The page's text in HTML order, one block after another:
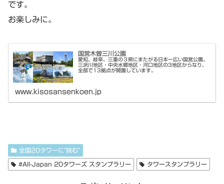
です。
お楽しみに。
国営木曽三川公園
愛知、岐阜、三重の３県にまたがる日本一広い国営公園。
三派川地区・中央水郷地区・河口地区の3地区からなり、
全部で13拠点が開園しています。
www.kisosansenkoen.jp
全国20タワーに”挑む”
#All-Japan 20タワーズ スタンプラリー タワースタンプラリー